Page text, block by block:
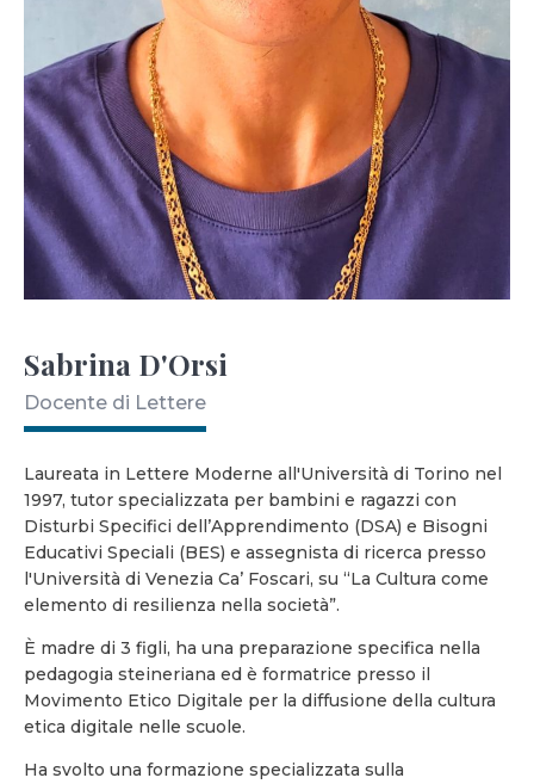
Sabrina D'Orsi
Docente di Lettere
Laureata in Lettere Moderne all'Università di Torino nel
1997, tutor specializzata per bambini e ragazzi con
Disturbi Specifici dell’Apprendimento (DSA) e Bisogni
Educativi Speciali (BES) e assegnista di ricerca presso
l'Università di Venezia Ca’ Foscari, su “La Cultura come
elemento di resilienza nella società”.
È madre di 3 figli, ha una preparazione specifica nella
pedagogia steineriana ed è formatrice presso il
Movimento Etico Digitale per la diffusione della cultura
etica digitale nelle scuole.
Ha svolto una formazione specializzata sulla